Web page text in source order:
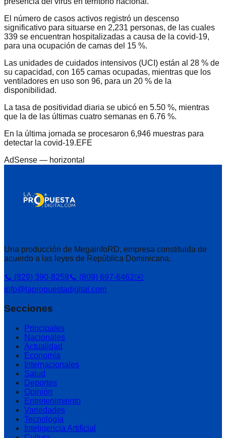
El número de casos activos registró un descenso
significativo para situarse en 2,231 personas, de las cuales
339 se encuentran hospitalizadas a causa de la covid-19,
para una ocupación de camas del 15 %.
Las unidades de cuidados intensivos (UCI) están al 28 % de
su capacidad, con 165 camas ocupadas, mientras que los
ventiladores en uso son 96, para un 20 % de la
disponibilidad.
La tasa de positividad diaria se ubicó en 5.50 %, mientras
que la de las últimas cuatro semanas en 6.76 %.
En la última jornada se procesaron 6,946 muestras para
detectar la covid-19.EFE
AdSense — horizontal
Una producción de MegainfoRD, empresa constituida de
acuerdo a las leyes de República Dominicana.
📞 (829) 390-8258📞 (809) 697-6462✉️
info@lapropuestadigital.com
Secciones
Principales
Nacionales
Actualidad
Economía
Internacionales
Salud
Deportes
Opinión
Entretenimiento
Variedades
Tecnología
Inteligencia Artificial